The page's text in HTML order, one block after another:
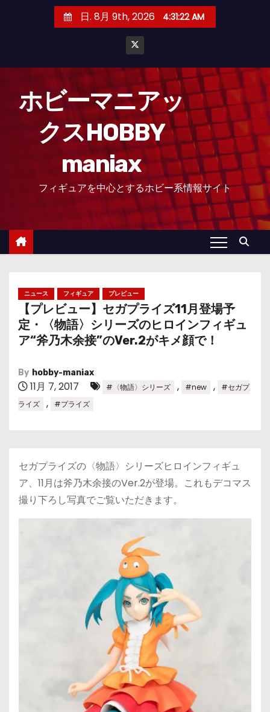
日. 8月 9th, 2026 4:31:23 AM
ホビーマニアッ
クスHOBBY
maniax
フィギュアを中心とするホビー系情報サイト
ニュース フィギュア プレビュー
【プレビュー】セガプライズ11月登場予
定・〈物語〉シリーズのヒロインフィギュ
ア“斧乃木余接”のVer.2がキメ顔で！
By hobby-maniax
11月 7, 2017 #〈物語〉シリーズ , #new ,
#セガプ
ライズ
, #プライズ
セガプライズの〈物語〉シリーズヒロインフィギュ
ア、11月は斧乃木余接のVer.2が登場。これもデコマス
撮り下ろし写真でご覧いただきます。